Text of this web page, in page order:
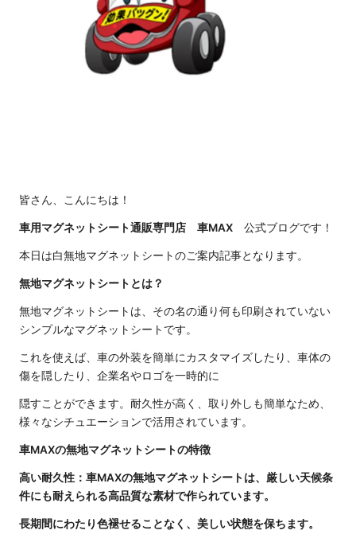
皆さん、こんにちは！
車用マグネットシート通販専門店 車MAX 公式ブログです！
本日は白無地マグネットシートのご案内記事となります。
無地マグネットシートとは？
無地マグネットシートは、その名の通り何も印刷されていない
シンプルなマグネットシートです。
これを使えば、車の外装を簡単にカスタマイズしたり、車体の
傷を隠したり、企業名やロゴを一時的に
隠すことができます。耐久性が高く、取り外しも簡単なため、
様々なシチュエーションで活用されています。
車MAXの無地マグネットシートの特徴
高い耐久性：車MAXの無地マグネットシートは、厳しい天候条
件にも耐えられる高品質な素材で作られています。
長期間にわたり色褪せることなく、美しい状態を保ちます。